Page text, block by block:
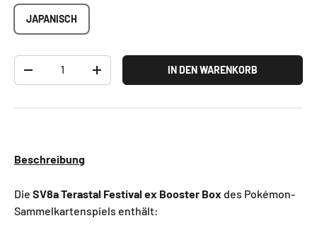
JAPANISCH
- + IN DEN WARENKORB
Beschreibung
Die SV8aTerastal Festival ex Booster Box des Pokémon-
Sammelkartenspiels enthält: